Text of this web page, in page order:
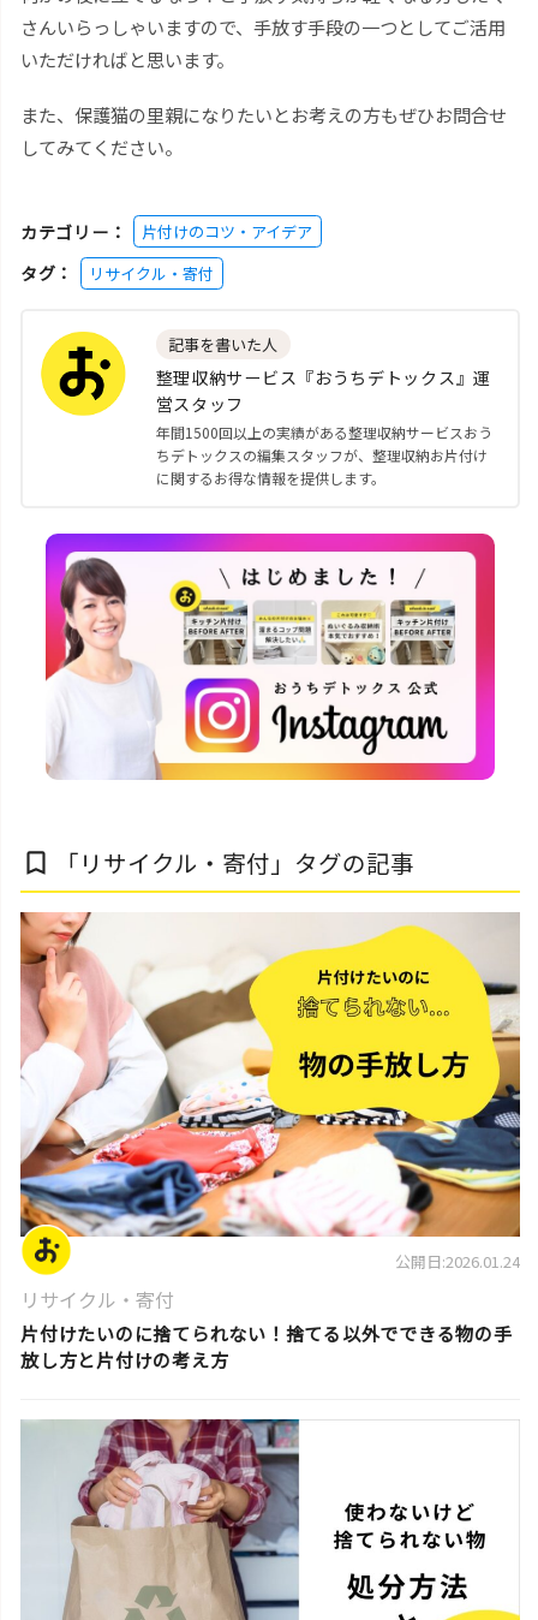
さんいらっしゃいますので、手放す手段の一つとしてご活用
いただければと思います。
また、保護猫の里親になりたいとお考えの方もぜひお問合せ
してみてください。
カテゴリー： 片付けのコツ・アイデア
タグ： リサイクル・寄付
記事を書いた人
整理収納サービス『おうちデトックス』運
営スタッフ
年間1500回以上の実績がある整理収納サービスおう
ちデトックスの編集スタッフが、整理収納お片付け
に関するお得な情報を提供します。
bookmark_border 「リサイクル・寄付」タグの記事
片付けのコツ・アイデア
公開日:2026.01.24
リサイクル・寄付
片付けたいのに捨てられない！捨てる以外でできる物の手
放し方と片付けの考え方
片付けの基本